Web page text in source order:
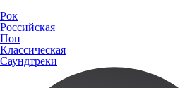
Рок
Российская
Поп
Классическая
Саундтреки